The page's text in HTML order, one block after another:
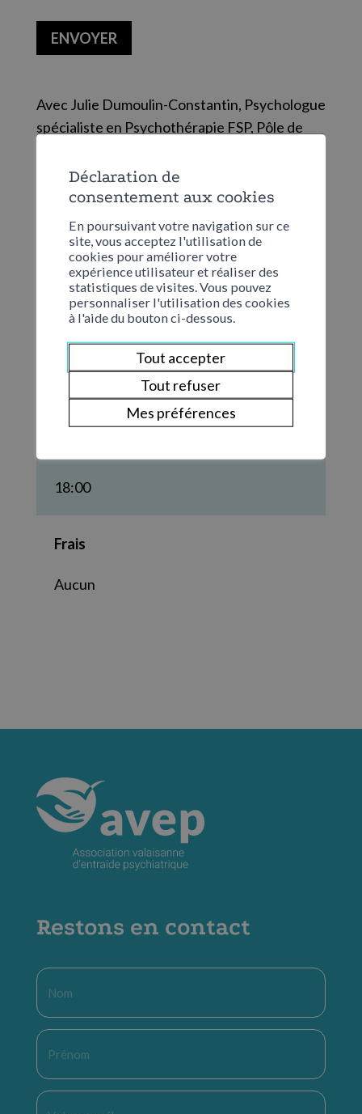
ENVOYER
Avec Julie Dumoulin-Constantin, Psychologue
spécialiste en Psychothérapie FSP, Pôle de
Catégorie
Soirée à thème "Et si on parlait psy..."
Date
Mardi 16 janvier 2024
18:00
Frais
Aucun
Restons en contact
Nom
Prénom
E-
Déclaration de
consentement aux cookies
En poursuivant votre navigation sur ce
site, vous acceptez l'utilisation de
cookies pour améliorer votre
expérience utilisateur et réaliser des
statistiques de visites. Vous pouvez
personnaliser l'utilisation des cookies
à l'aide du bouton ci-dessous.
Tout accepter
Tout refuser
Mes préférences